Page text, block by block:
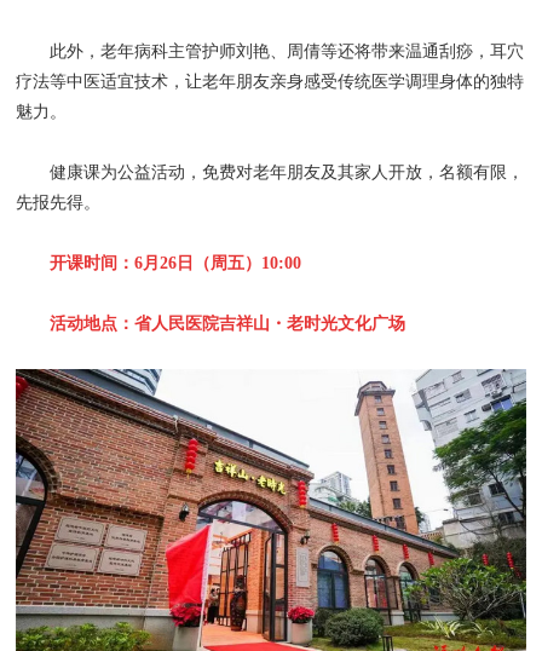
此外，老年病科主管护师刘艳、周倩等还将带来温通刮痧，耳穴
疗法等中医适宜技术，让老年朋友亲身感受传统医学调理身体的独特
魅力。
健康课为公益活动，免费对老年朋友及其家人开放，名额有限，
先报先得。
开课时间：6月26日（周五）10:00
活动地点：省人民医院吉祥山・老时光文化广场